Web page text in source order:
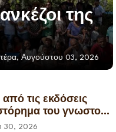
της
Αυγούστου 03, 2026
τις εκδόσεις
του γνωστού
Γεώργιου Θ.
30, 2026